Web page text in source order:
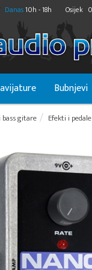
Danas10h - 18h Osijek
Bubnjevi
gitare Efekti i pedale